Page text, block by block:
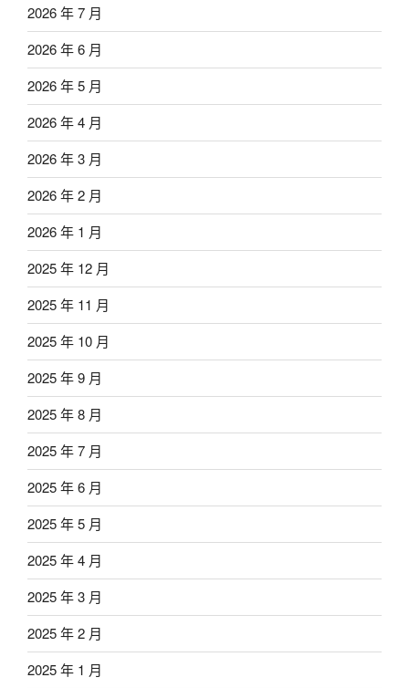
2026 年 7 月
2026 年 6 月
2026 年 5 月
2026 年 4 月
2026 年 3 月
2026 年 2 月
2026 年 1 月
2025 年 12 月
2025 年 11 月
2025 年 10 月
2025 年 9 月
2025 年 8 月
2025 年 7 月
2025 年 6 月
2025 年 5 月
2025 年 4 月
2025 年 3 月
2025 年 2 月
2025 年 1 月